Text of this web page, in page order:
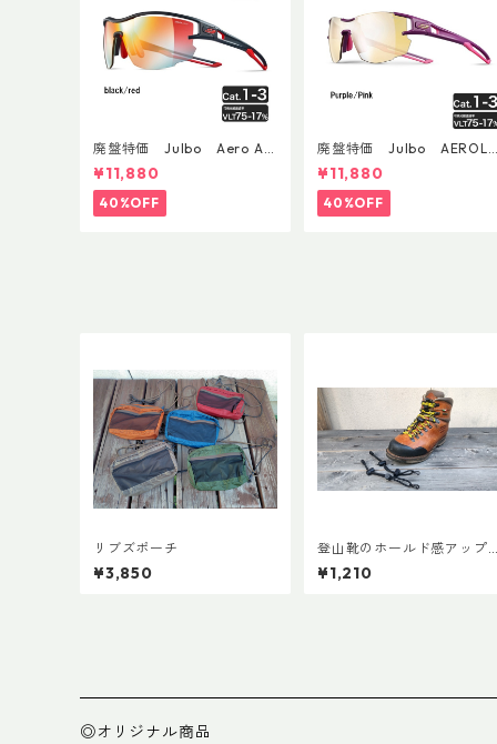
廃盤特価 Julbo Aero Asi
anFit
¥11,880
40%OFF
廃盤特価 Julbo
E AsianFit
¥11,880
40%OFF
リブズポーチ
¥3,850
登山靴のホールド感アップ
で快適登山 アンクルフィッ
ト Ver.3 (ペア)
¥1,210
◎オリジナル商品